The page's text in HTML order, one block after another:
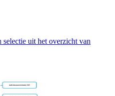
uit het overzicht van